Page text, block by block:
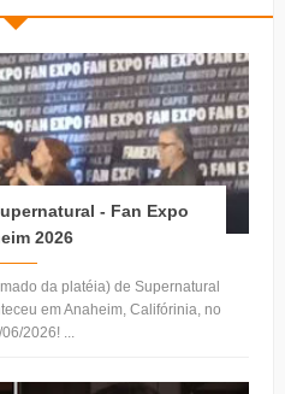
- Fan Expo
2026
da platéia) de Supernatural
em Anaheim, Califórinia, no
2026! ...